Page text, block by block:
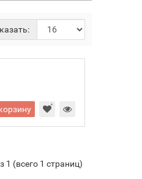
1 (всего 1 страниц)